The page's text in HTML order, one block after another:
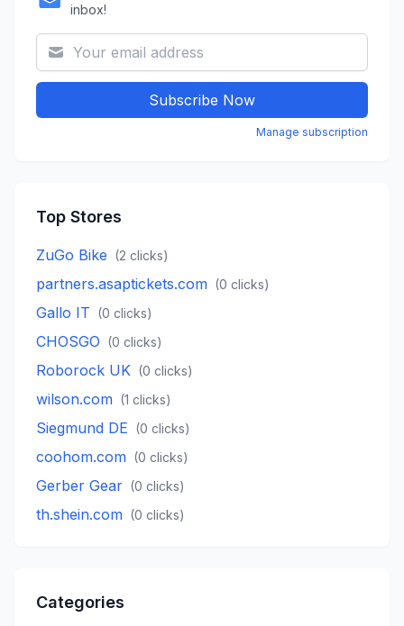
inbox!
Subscribe Now
Manage subscription
Top Stores
ZuGo Bike (2 clicks)
partners.asaptickets.com (0 clicks)
Gallo IT (0 clicks)
CHOSGO (0 clicks)
Roborock UK (0 clicks)
wilson.com (1 clicks)
Siegmund DE (0 clicks)
coohom.com (0 clicks)
Gerber Gear (0 clicks)
th.shein.com (0 clicks)
Categories